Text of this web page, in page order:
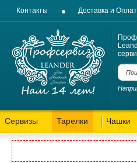
Контакты Доставка и
Сервизы Тарелки Чашки